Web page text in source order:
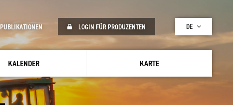
KALENDER KARTE
PUBLIKATIONEN LOGIN FÜR PRODUZENTEN DE